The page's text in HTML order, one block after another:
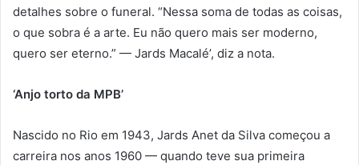
detalhes sobre o funeral. “Nessa soma de todas as coisas,
o que sobra é a arte. Eu não quero mais ser moderno,
quero ser eterno.” — Jards Macalé’, diz a nota.
‘Anjo torto da MPB’
Nascido no Rio em 1943, Jards Anet da Silva começou a
carreira nos anos 1960 — quando teve sua primeira